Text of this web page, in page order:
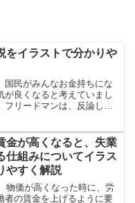
をイラストで分かりや
国民がみんなお金持ちにな
が良くなると考えていまし
フリードマンは、反論しま
きます。みんなをお金持ち
金持ちにする...
金が高くなると、失業
仕組みについてイラス
やすく解説
物価が高くなった時に、労
者の賃金を上げるように要